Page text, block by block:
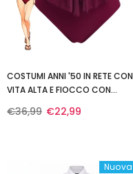
COSTUMI ANNI '50 IN RETE CON
VITA ALTA E FIOCCO CON
€36,99 €22,99
Nuova